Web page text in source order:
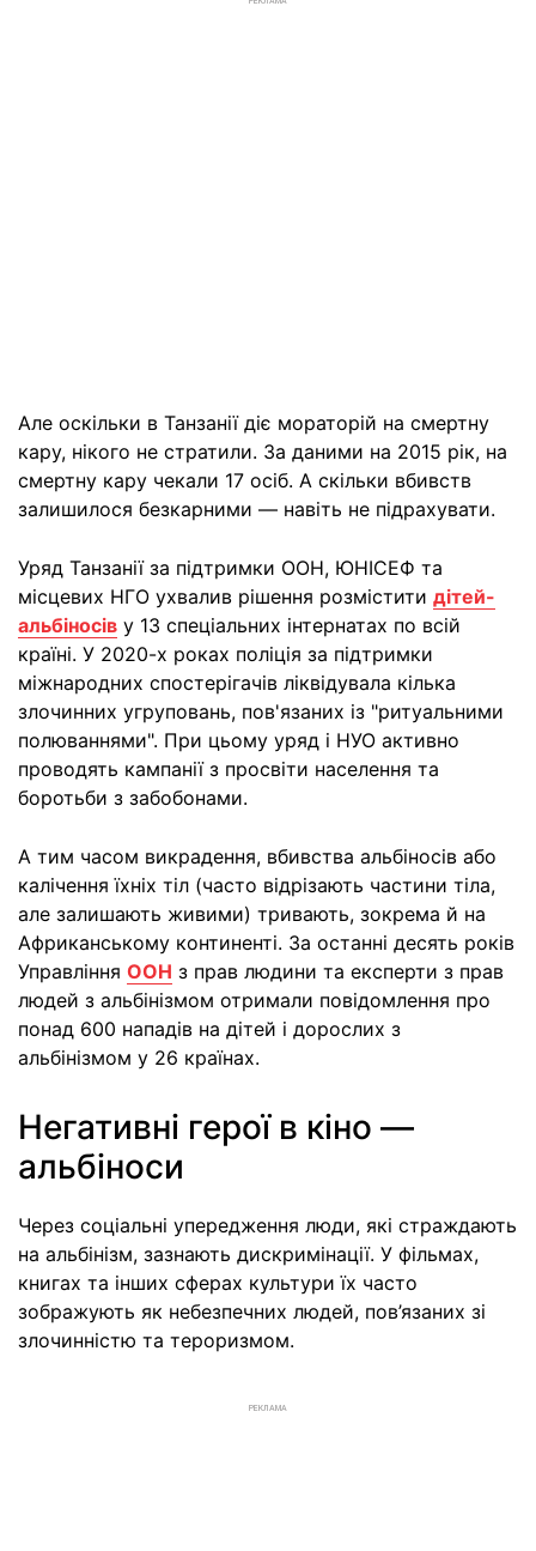
Але оскільки в Танзанії діє мораторій на смертну
кару, нікого не стратили. За даними на 2015 рік, на
смертну кару чекали 17 осіб. А скільки вбивств
залишилося безкарними — навіть не підрахувати.
Уряд Танзанії за підтримки ООН, ЮНІСЕФ та
місцевих НГО ухвалив рішення розмістити дітей-
альбіносів у 13 спеціальних інтернатах по всій
країні. У 2020-х роках поліція за підтримки
міжнародних спостерігачів ліквідувала кілька
злочинних угруповань, пов'язаних із "ритуальними
полюваннями". При цьому уряд і НУО активно
проводять кампанії з просвіти населення та
боротьби з забобонами.
А тим часом викрадення, вбивства альбіносів або
калічення їхніх тіл (часто відрізають частини тіла,
але залишають живими) тривають, зокрема й на
Африканському континенті. За останні десять років
Управління ООН з прав людини та експерти з прав
людей з альбінізмом отримали повідомлення про
понад 600 нападів на дітей і дорослих з
альбінізмом у 26 країнах.
Негативні герої в кіно —
альбіноси
Через соціальні упередження люди, які страждають
на альбінізм, зазнають дискримінації. У фільмах,
книгах та інших сферах культури їх часто
зображують як небезпечних людей, пов’язаних зі
злочинністю та тероризмом.
РЕКЛАМА